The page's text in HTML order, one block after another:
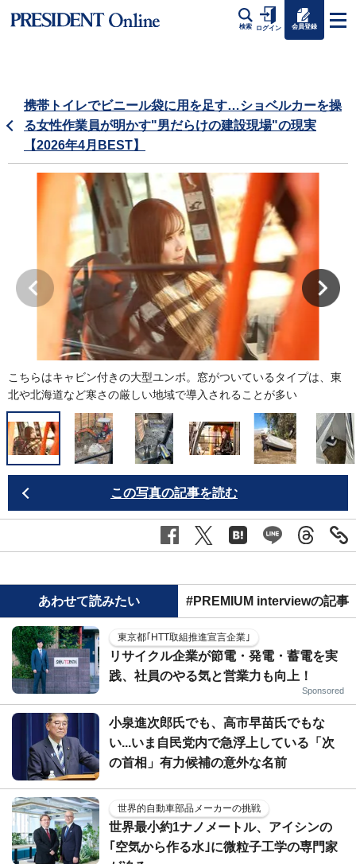
検索 ログイン 会員登録
携帯トイレでビニール袋に用を足す…ショベルカーを操
る女性作業員が明かす"男だらけの建設現場"の現実
【2026年4月BEST】
こちらはキャビン付きの大型ユンボ。窓がついているタイプは、東
北や北海道など寒さの厳しい地域で導入されることが多い
この写真の記事を読む
あわせて読みたい #PREMIUM interviewの記事
東京都｢HTT取組推進宣言企業｣
リサイクル企業が節電・発電・蓄電を実
践、社員のやる気と営業力も向上！
Sponsored
小泉進次郎氏でも、高市早苗氏でもな
い...いま自民党内で急浮上している「次
の首相」有力候補の意外な名前
世界的自動車部品メーカーの挑戦
世界最小約1ナノメートル、アイシンの
｢空気から作る水｣に微粒子工学の専門家